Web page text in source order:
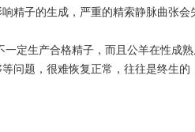
精子的生成，严重的精索静脉曲张会
生产合格精子，而且公羊在性成熟
问题，很难恢复正常，往往是终生的